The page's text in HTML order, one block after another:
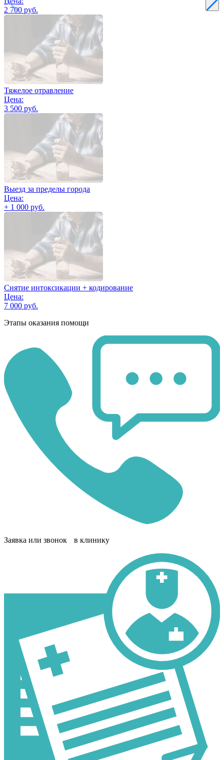
2 700 руб.
Тяжелое отравление
Цена:
3 500 руб.
Выезд за пределы города
Цена:
+ 1 000 руб.
Снятие интоксикации + кодирование
Цена:
7 000 руб.
Этапы оказания помощи
Заявка или звонок в клинику